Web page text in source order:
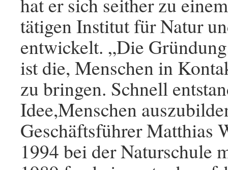
tätigen Institut für Natur
entwickelt. „Die
ist die, Menschen in
zu bringen. Schnell
Idee,Menschen
Geschäftsführer Matthias
1994 bei der Naturschule